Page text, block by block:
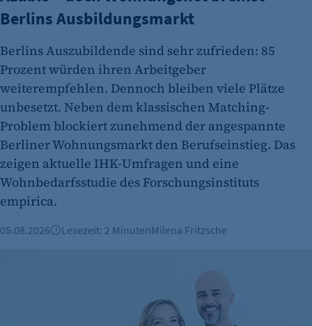
Berlins Ausbildungsmarkt
Berlins Auszubildende sind sehr zufrieden: 85
Prozent würden ihren Arbeitgeber
weiterempfehlen. Dennoch bleiben viele Plätze
unbesetzt. Neben dem klassischen Matching-
Problem blockiert zunehmend der angespannte
Berliner Wohnungsmarkt den Berufseinstieg. Das
zeigen aktuelle IHK-Umfragen und eine
Wohnbedarfsstudie des Forschungsinstituts
empirica.
05.08.2026 Lesezeit: 2 MinutenMilena Fritzsche